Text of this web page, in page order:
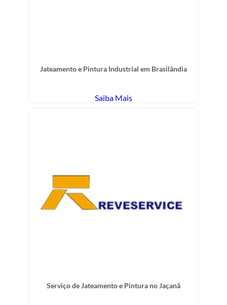
Jateamento e Pintura Industrial em Brasilândia
Saiba Mais
Serviço de Jateamento e Pintura no Jaçanã